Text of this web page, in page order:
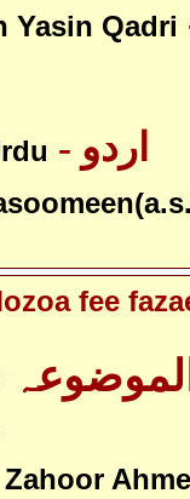
Yasin Qadri
- اردو
fee